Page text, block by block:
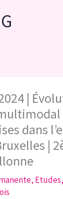
|
dans
|
, Etudes,